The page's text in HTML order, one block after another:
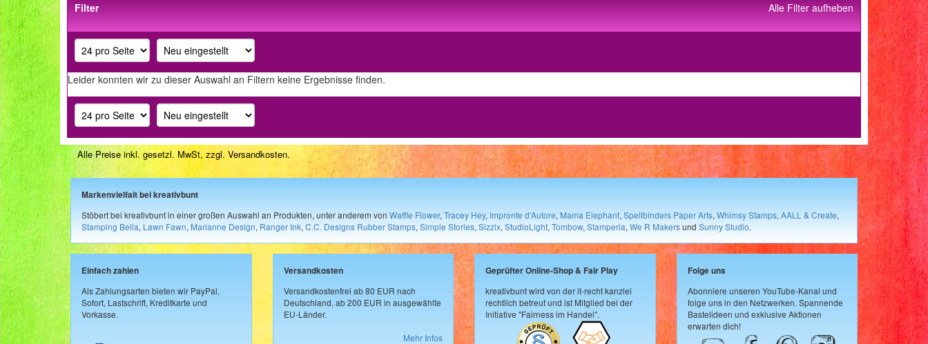
Alle Filter aufheben
Filter
Leider konnten wir zu dieser Auswahl an Filtern keine Ergebnisse finden.
Alle Preise inkl. gesetzl. MwSt, zzgl.Versandkosten.
Markenvielfalt bei kreativbunt
Stöbert bei kreativbunt in einer großen Auswahl an Produkten, unter anderem von Waffle Flower, Tracey Hey, Impronte d'Autore, Mama Elephant, Spellbinders Paper Arts, Whimsy Stamps, AALL & Create,
Stamping Bella, Lawn Fawn, Marianne Design, Ranger Ink, C.C. Designs Rubber Stamps, Simple Stories, Sizzix, StudioLight, Tombow, Stamperia, We R Makersund Sunny Studio.
Einfach zahlen
Als Zahlungsarten bieten wir PayPal,
Sofort, Lastschrift, Kreditkarte und
Vorkasse.
Versandkosten
Versandkostenfrei ab 80 EUR nach
Deutschland, ab 200 EUR in ausgewählte
EU-Länder.
Mehr Infos
Geprüfter Online-Shop & Fair Play
kreativbunt wird von der it-recht kanzlei
rechtlich betreut und ist Mitglied bei der
Initiative "Fairness im Handel".
Folge uns
Abonniere unseren YouTube-Kanal und
folge uns in den Netzwerken. Spannende
Bastelideen und exklusive Aktionen
erwarten dich!